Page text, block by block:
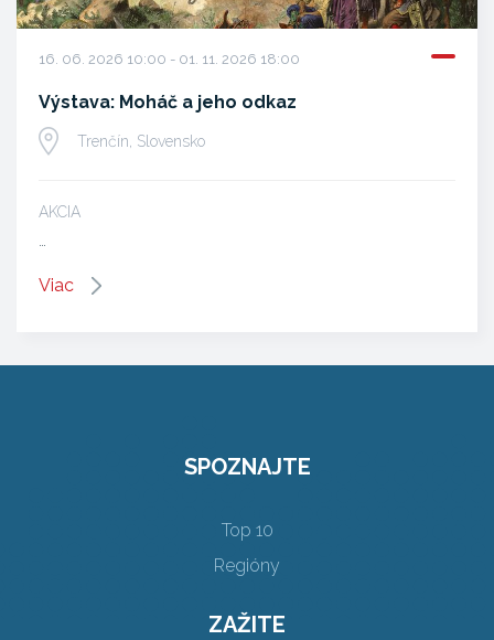
16. 06. 2026 10:00 - 01. 11. 2026 18:00
Výstava: Moháč a jeho odkaz
Trenčín, Slovensko
AKCIA
Viac
SPOZNAJTE
Top 10
Regióny
ZAŽITE